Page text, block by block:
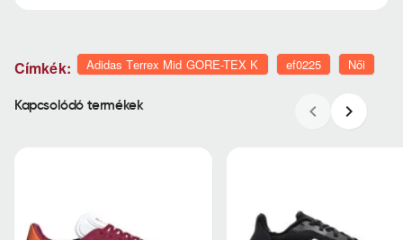
Címkék: Adidas Terrex Mid GORE-TEX K ef0225 Női
Kapcsolódó termékek